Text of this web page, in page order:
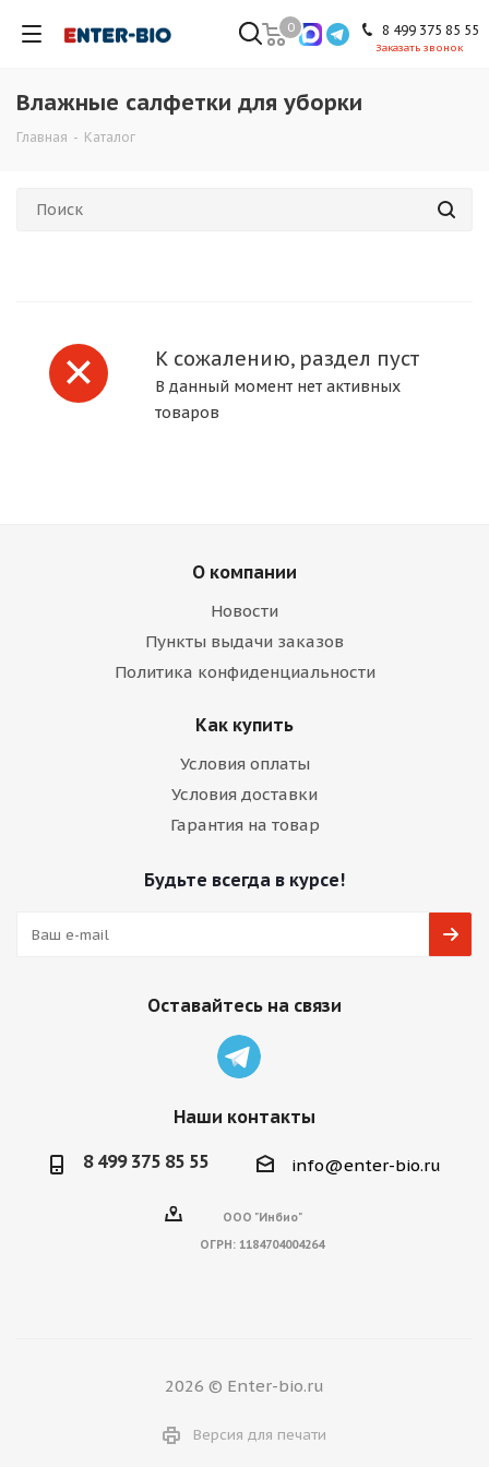
8 499 375 85 55
Заказать звонок
0
Влажные салфетки для уборки
Главная - Каталог
К сожалению, раздел пуст
В данный момент нет активных
товаров
О компании
Новости
Пункты выдачи заказов
Политика конфиденциальности
Как купить
Условия оплаты
Условия доставки
Гарантия на товар
Будьте всегда в курсе!
Оставайтесь на связи
Наши контакты
8 499 375 85 55 info@enter-bio.ru
ООО "Инбио"
ОГРН: 1184704004264
2026 © Enter-bio.ru
Версия для печати